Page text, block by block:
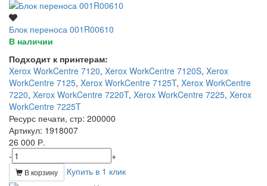
Блок переноса 001R00610
В наличии
Подходит к принтерам:
Xerox WorkCentre 7120, Xerox WorkCentre 7120S, Xerox
WorkCentre 7125, Xerox WorkCentre 7125T, Xerox WorkCentre
7220, Xerox WorkCentre 7220T, Xerox WorkCentre 7225, Xerox
WorkCentre 7225T
Ресурс печати, стр: 200000
Артикул: 1918007
26 000 Р.
-
+
В корзину Купить в 1 клик